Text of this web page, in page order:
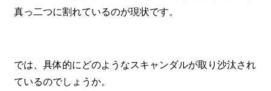
真っ二つに割れているのが現状です。
では、具体的にどのようなスキャンダルが取り沙汰され
ているのでしょうか。